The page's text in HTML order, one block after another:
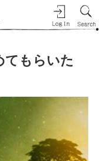
てもらいた